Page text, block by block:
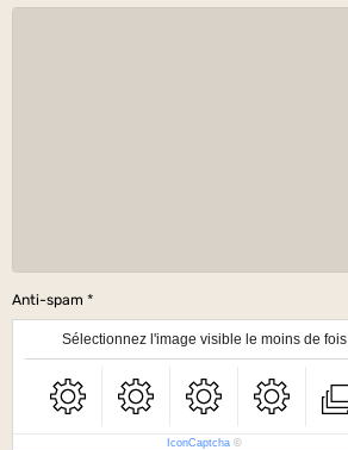
Anti-spam
Sélectionnez l'image visible le moins de fois
IconCaptcha ©